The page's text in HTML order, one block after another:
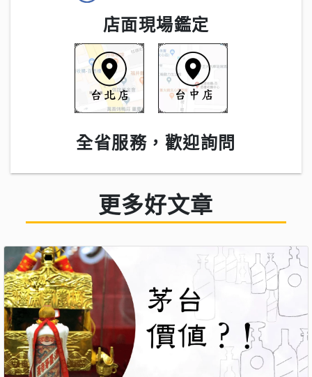
店面現場鑑定
全省服務，歡迎詢問
更多好文章